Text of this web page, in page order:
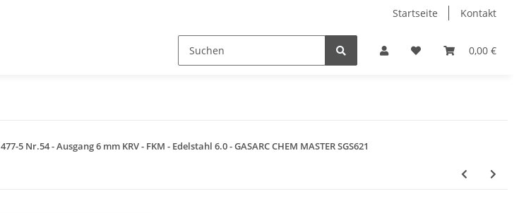
Startseite Kontakt
0,00 €
- Ausgang 6 mm KRV - FKM - Edelstahl 6.0 - GASARC CHEM MASTER SGS621